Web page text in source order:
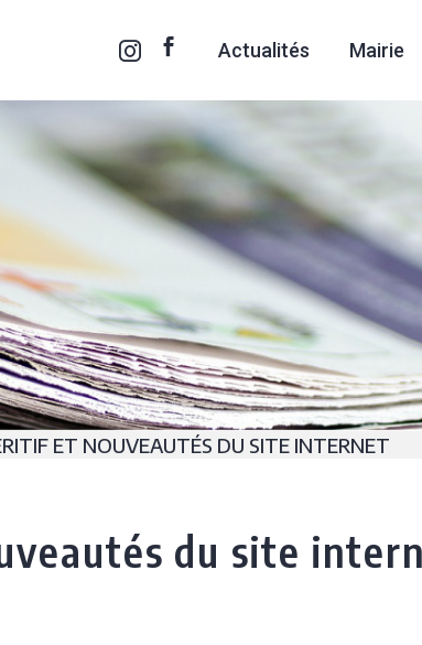
Actualités Mairie
ET NOUVEAUTÉS DU SITE INTERNET
du site